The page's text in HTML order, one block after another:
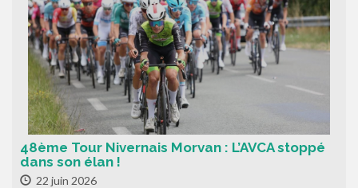
48ème Tour Nivernais Morvan : L’AVCA stoppé
dans son élan !
22 juin 2026